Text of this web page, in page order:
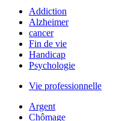
Addiction
Alzheimer
cancer
Fin de vie
Handicap
Psychologie
Vie professionnelle
Argent
Chômage